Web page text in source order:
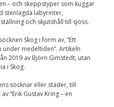
– och skeppstyper som kuggar
stenlagda labyrinter,
och skjutshåll till sjöss.
Skog i form av, ”Ett
under medeltiden”. Artikeln
2019 av Björn Gimstedt, utan
i Skog.
socknar eller städer, till
”Erik Gustav Kring – en